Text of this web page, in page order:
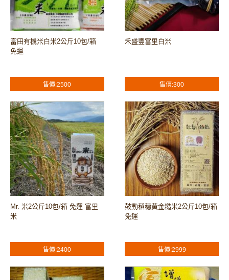
富田有機米白米2公斤10包/箱
免運
售價:2500
禾盛豐富里白米
售價:300
Mr. 米2公斤10包/箱 免運 富里
米
售價:2400
鼓動稻穗黃金糙米2公斤10包/箱
免運
售價:2999